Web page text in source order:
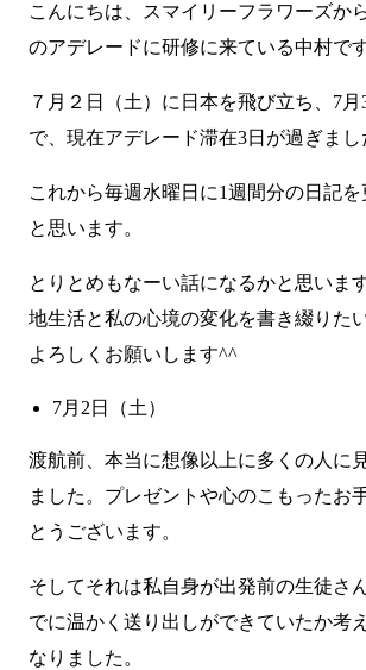
こんにちは、スマイリーフラワーズか
のアデレードに研修に来ている中村です
７月２日（土）に日本を飛び立ち、7
で、現在アデレード滞在3日が過ぎまし
これから毎週水曜日に1週間分の日記を
と思います。
とりとめもなーい話になるかと思いま
地生活と私の心境の変化を書き綴りた
よろしくお願いします^^
7月2日（土）
渡航前、本当に想像以上に多くの人に
ました。プレゼントや心のこもったお
とうございます。
そしてそれは私自身が出発前の生徒さ
でに温かく送り出しができていたか考
なりました。